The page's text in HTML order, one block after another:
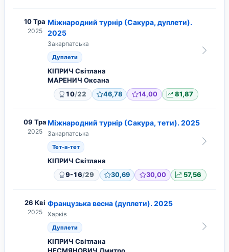
10 Тра
2025
Міжнародний турнір (Сакура, дуплети).
2025
Закарпатська
Дуплети
КІПРИЧ Світлана
МАРЕНИЧ Оксана
10/22 46,78 14,00 81,87
09 Тра
2025
Міжнародний турнір (Сакура, тети). 2025
Закарпатська
Тет-а-тет
КІПРИЧ Світлана
9-16/29 30,69 30,00 57,56
26 Кві
2025
Французька весна (дуплети). 2025
Харків
Дуплети
КІПРИЧ Світлана